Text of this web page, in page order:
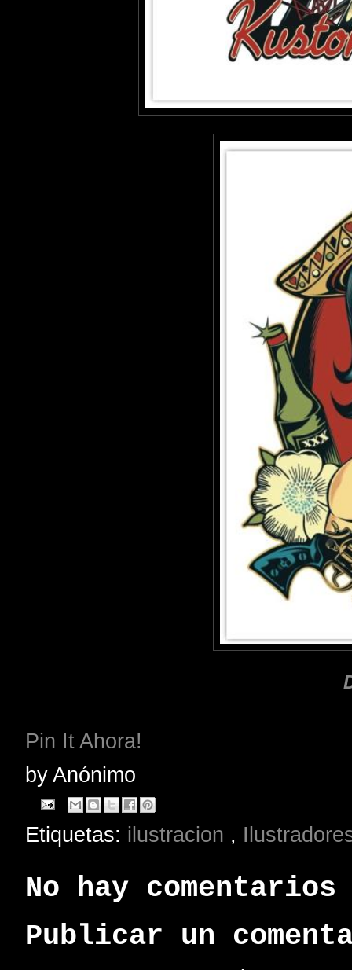
Pin It Ahora!
byAnónimo
Etiquetas: ilustracion ,
No hay
Publicar un